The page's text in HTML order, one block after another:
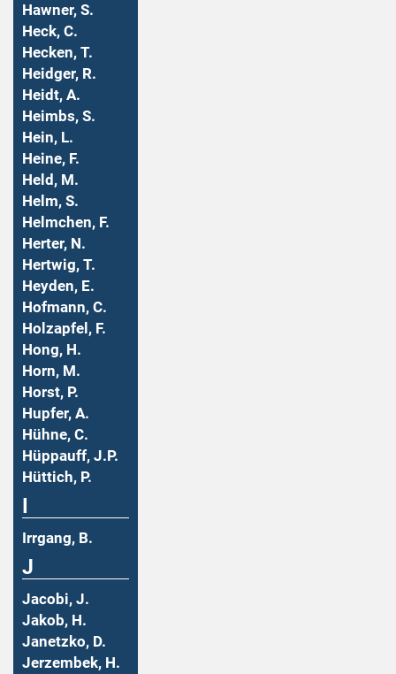
Hawner, S.
Heck, C.
Hecken, T.
Heidger, R.
Heidt, A.
Heimbs, S.
Hein, L.
Heine, F.
Held, M.
Helm, S.
Helmchen, F.
Herter, N.
Hertwig, T.
Heyden, E.
Hofmann, C.
Holzapfel, F.
Hong, H.
Horn, M.
Horst, P.
Hupfer, A.
Hühne, C.
Hüppauff, J.P.
Hüttich, P.
Irrgang, B.
J
Jacobi, J.
Jakob, H.
Janetzko, D.
Jerzembek, H.